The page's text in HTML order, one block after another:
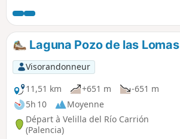
Laguna Pozo de las Lomas
Visorandonneur
11,51 km
+651 m
-651 m
5h 10
Moyenne
Départ à Velilla del Río Carrión
(Palencia)